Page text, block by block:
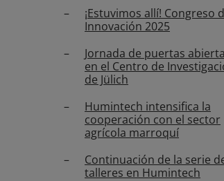
¡Estuvimos allí! Congreso
Innovación 2025
Jornada de puertas
en el Centro de
de Jülich
Humintech intensifica la
cooperación con el sector
agrícola marroquí
Continuación de la serie
talleres en Humintech